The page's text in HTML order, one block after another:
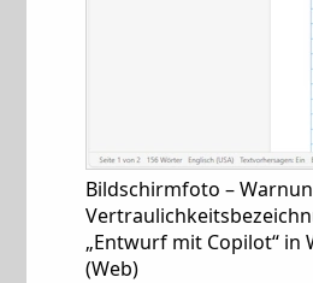
Bildschirmfoto –
„Entwurf mit Copilot“ in
(Web)